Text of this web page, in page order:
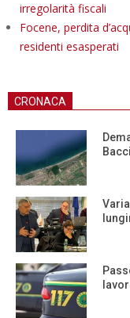
irregolarità fiscali
Focene, perdita
residenti esasperati
CRONACA